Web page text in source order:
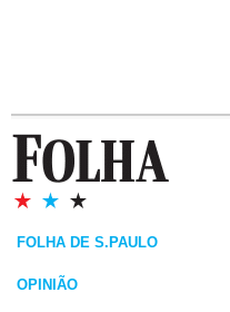
FOLHA DE S.PAULO
OPINIÃO